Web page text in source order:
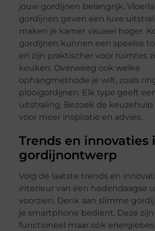
jouw gordijnen belangrijk.
gordijnen geven een luxe
maken je kamer visueel hoger.
gordijnen kunnen een speelse
en zijn praktischer voor ruimtes
keuken. Overweeg ook welke
ophangmethode je wilt, zoals
plooigordijnen. Elk type geeft
uitstraling. Bezoek de keuzehulp
voor meer inspiratie en advies.
Trends en innovaties
gordijnontwerp
Volg de laatste trends en
interieur van een hedendaagse
voorzien. Denk aan slimme
je smartphone bedient. Deze
functioneel maar ook